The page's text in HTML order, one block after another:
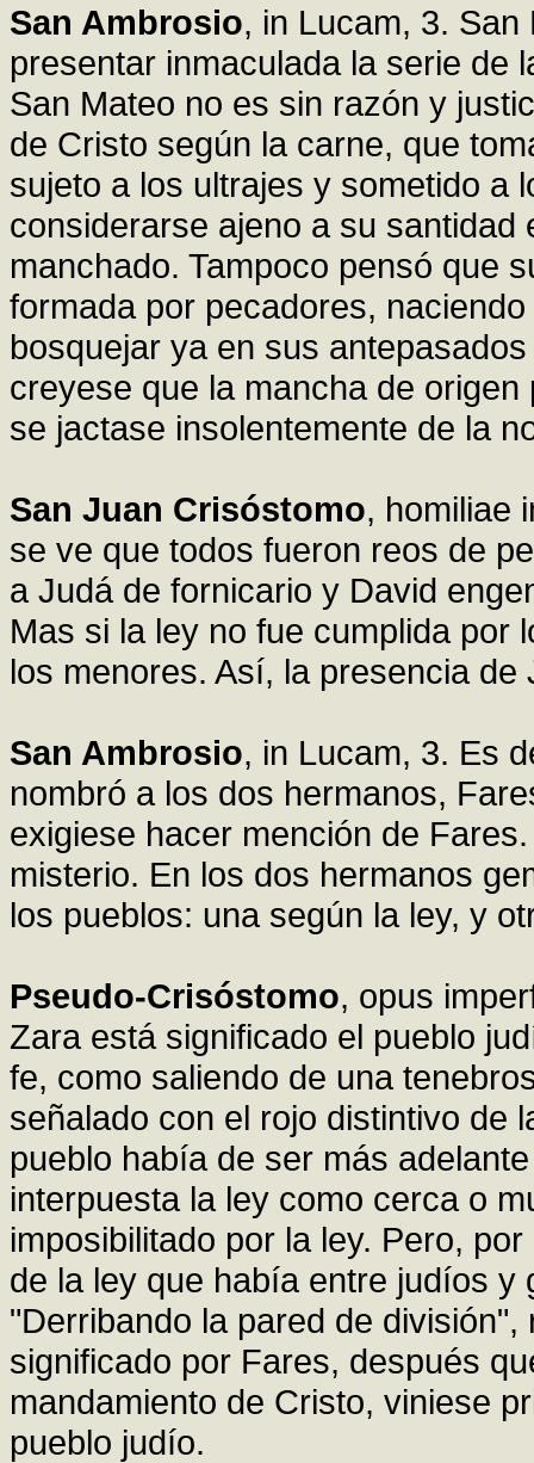
San Ambrosio, in Lucam, 3.
presentar inmaculada la serie de
San Mateo no es sin razón y
de Cristo según la carne, que
sujeto a los ultrajes y sometido a
considerarse ajeno a su
manchado. Tampoco pensó que
formada por pecadores,
bosquejar ya en sus
creyese que la mancha de
se jactase insolentemente de la
San Juan Crisóstomo, homiliae
se ve que todos fueron reos de
a Judá de fornicario y David
Mas si la ley no fue cumplida por
los menores. Así, la presencia
San Ambrosio, in Lucam, 3. Es
nombró a los dos hermanos,
exigiese hacer mención de
misterio. En los dos hermanos
los pueblos: una según la ley, y
Pseudo-Crisóstomo, opus
Zara está significado el pueblo
fe, como saliendo de una
señalado con el rojo distintivo de
pueblo había de ser más
interpuesta la ley como cerca o
imposibilitado por la ley. Pero,
de la ley que había entre judíos y
"Derribando la pared de
significado por Fares, después
mandamiento de Cristo, viniese
pueblo judío.